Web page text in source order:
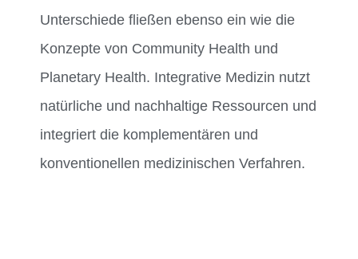
Unterschiede fließen ebenso ein wie die
Konzepte von Community Health und
Planetary Health. Integrative Medizin nutzt
natürliche und nachhaltige Ressourcen und
integriert die komplementären und
konventionellen medizinischen Verfahren.